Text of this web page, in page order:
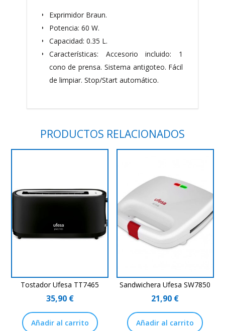
Exprimidor Braun.
Potencia: 60 W.
Capacidad: 0.35 L.
Características: Accesorio incluido: 1
cono de prensa. Sistema antigoteo. Fácil
de limpiar. Stop/Start automático.
PRODUCTOS RELACIONADOS
Tostador Ufesa TT7465
35,90 €
Añadir al carrito
Sandwichera Ufesa SW7850
21,90 €
Añadir al carrito